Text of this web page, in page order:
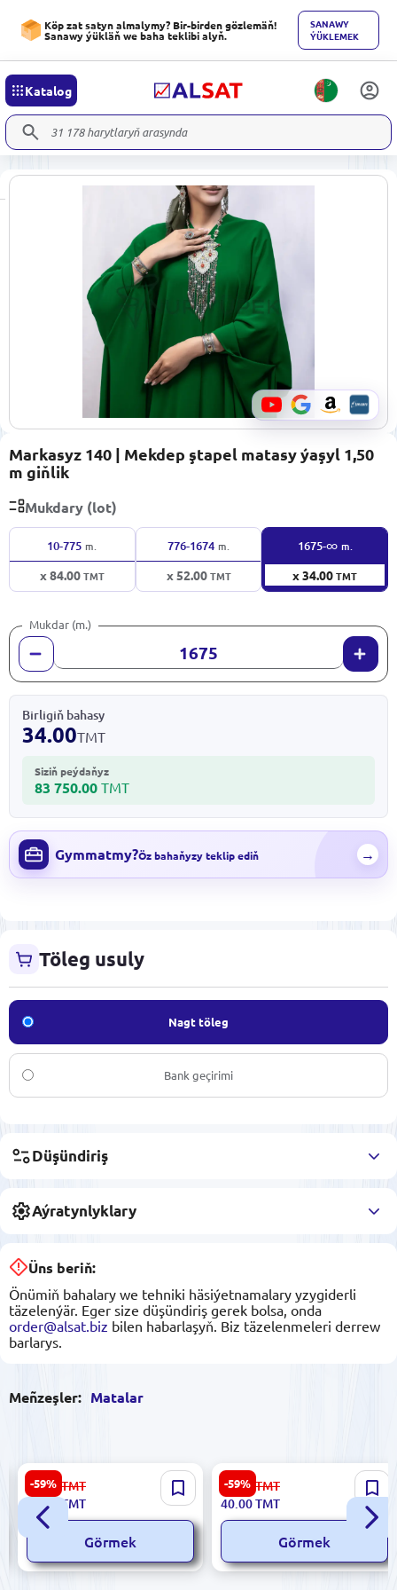
Köp zat satyn almalymy? Bir-birden gözlemäň!
Sanawy ýükläň we baha teklibi alyň.
SANAWY
ÝÜKLEMEK
Katalog
Markasyz 140 | Mekdep ştapel matasy ýaşyl 1,50
m giňlik
Mukdary (lot)
10-775 m.
x 84.00TMT
776-1674 m.
x 52.00TMT
1675-∞ m.
x 34.00TMT
Mukdar (m.)
Birligiň bahasy
34.00TMT
Siziň peýdaňyz
83 750.00 TMT
Gymmatmy?Öz bahaňyzy teklip ediň →
Töleg usuly
Nagt töleg
Bank geçirimi
Düşündiriş
Aýratynlyklary
Üns beriň:
Önümiň bahalary we tehniki häsiýetnamalary yzygiderli
täzelenýär. Eger size düşündiriş gerek bolsa, onda
order@alsat.biz bilen habarlaşyň. Biz täzelenmeleri derrew
barlarys.
Meñzeşler: Matalar
-59%
Suzanna C#96 | Krep Mata
Gara 1.50 m Indonaziýa
Tekstili
99.00 TMT
40.00
TMT
Görmek
-59%
Suzanna C#16 | Krep Matasy
1,50 m Sary
99.00 TMT
40.00TMT
Görmek